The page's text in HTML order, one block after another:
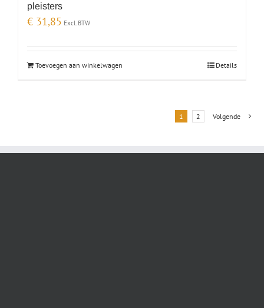
pleisters
€ 31,85 Excl. BTW
Toevoegen aan winkelwagen Details
1 2 Volgende